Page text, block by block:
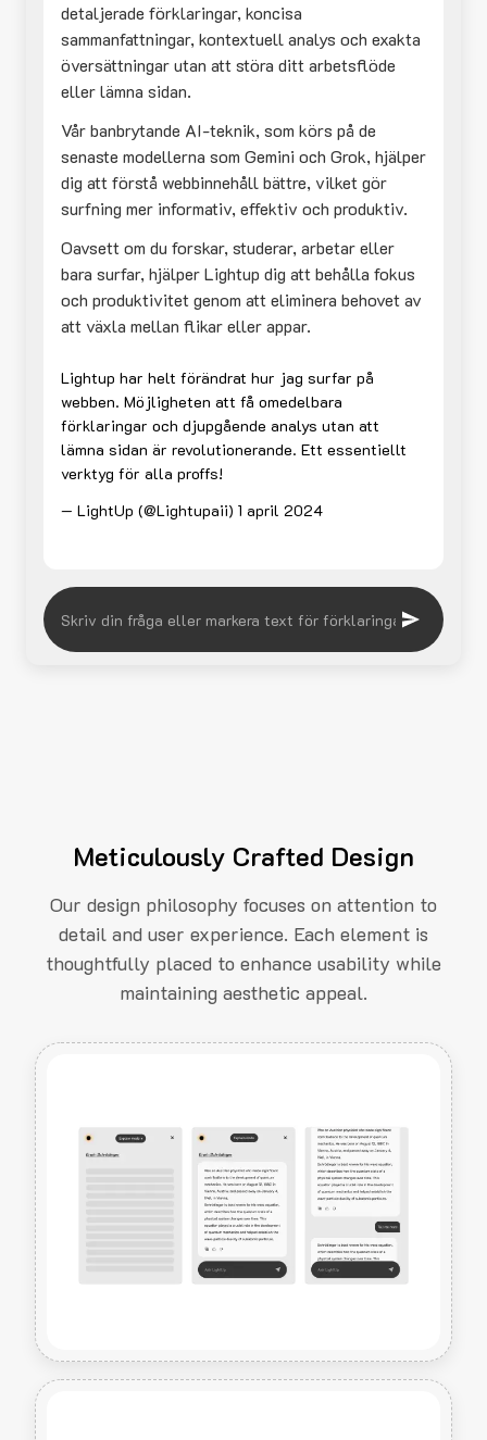
detaljerade förklaringar, koncisa
sammanfattningar, kontextuell analys och exakta
översättningar utan att störa ditt arbetsflöde
eller lämna sidan.
Vår banbrytande AI-teknik, som körs på de
senaste modellerna som Gemini och Grok, hjälper
dig att förstå webbinnehåll bättre, vilket gör
surfning mer informativ, effektiv och produktiv.
Oavsett om du forskar, studerar, arbetar eller
bara surfar, hjälper Lightup dig att behålla fokus
och produktivitet genom att eliminera behovet av
att växla mellan flikar eller appar.
Lightup har helt förändrat hur jag surfar på
webben. Möjligheten att få omedelbara
förklaringar och djupgående analys utan att
lämna sidan är revolutionerande. Ett essentiellt
verktyg för alla proffs!
— LightUp (@Lightupaii) 1 april 2024
Meticulously Crafted Design
Our design philosophy focuses on attention to
detail and user experience. Each element is
thoughtfully placed to enhance usability while
maintaining aesthetic appeal.